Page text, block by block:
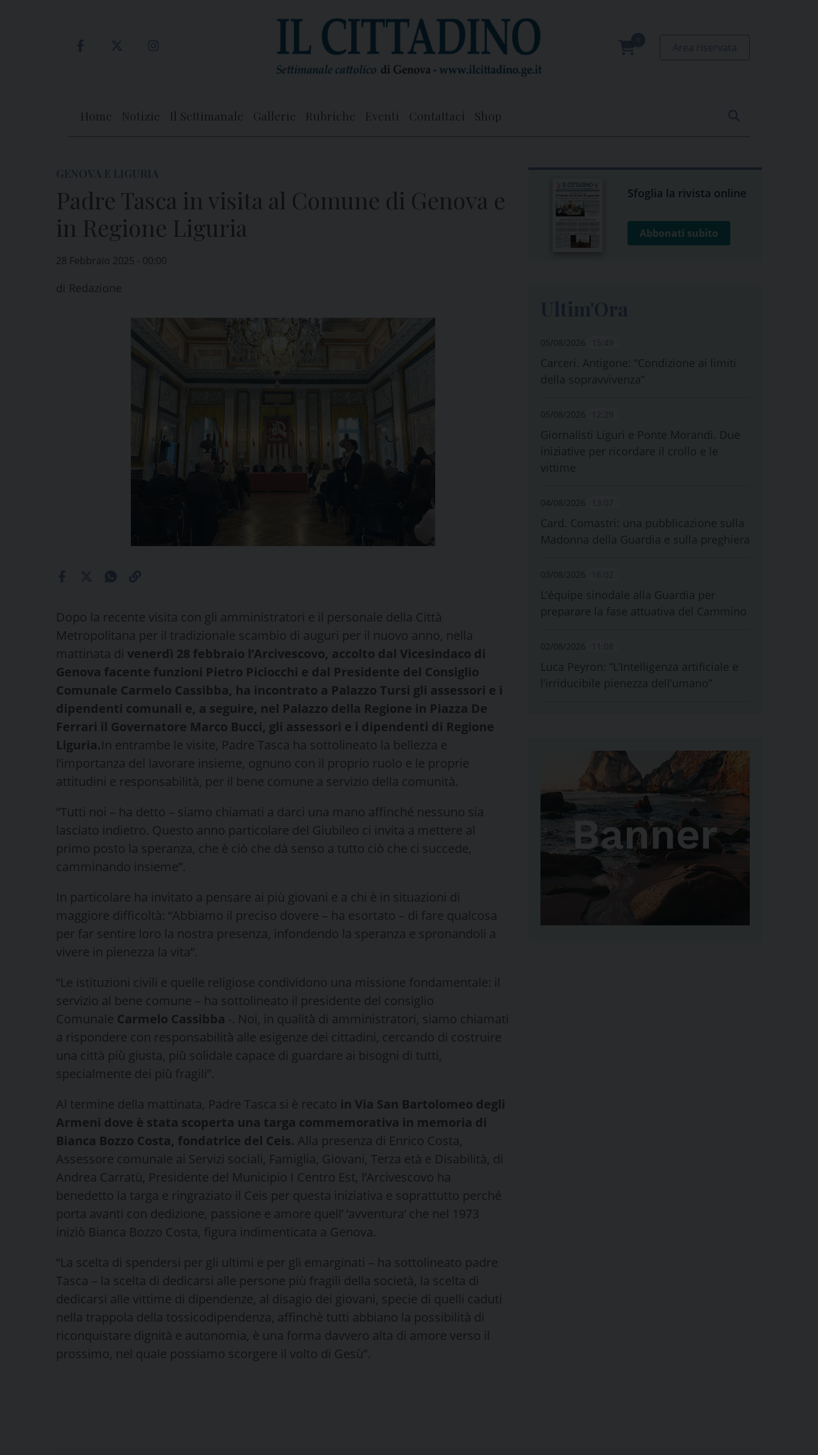
Home Notizie Il Settimanale Gallerie Rubriche Eventi Contattaci Shop
Padre Tasca in visita al Comune di Genova e
in Regione Liguria
28 Febbraio 2025 - 00:00
di Redazione
Dopo la recente visita con gli amministratori e il personale della Città
Metropolitana per il tradizionale scambio di auguri per il nuovo anno, nella
mattinata di venerdì 28 febbraio l’Arcivescovo, accolto dal Vicesindaco di
Genova facente funzioni Pietro Piciocchi e dal Presidente del Consiglio
Comunale Carmelo Cassibba, ha incontrato a Palazzo Tursi gli assessori e i
dipendenti comunali e, a seguire, nel Palazzo della Regione in Piazza De
Ferrari il Governatore Marco Bucci, gli assessori e i dipendenti di Regione
Liguria.In entrambe le visite, Padre Tasca ha sottolineato la bellezza e
l’importanza del lavorare insieme, ognuno con il proprio ruolo e le proprie
attitudini e responsabilità, per il bene comune a servizio della comunità.
“Tutti noi – ha detto – siamo chiamati a darci una mano affinché nessuno sia
lasciato indietro. Questo anno particolare del Giubileo ci invita a mettere al
primo posto la speranza, che è ciò che dà senso a tutto ciò che ci succede,
camminando insieme”.
In particolare ha invitato a pensare ai più giovani e a chi è in situazioni di
maggiore difficoltà: “Abbiamo il preciso dovere – ha esortato – di fare qualcosa
per far sentire loro la nostra presenza, infondendo la speranza e spronandoli a
vivere in pienezza la vita”.
“Le istituzioni civili e quelle religiose condividono una missione fondamentale: il
servizio al bene comune – ha sottolineato il presidente del consiglio
Comunale Carmelo Cassibba -. Noi, in qualità̀ di amministratori, siamo chiamati
a rispondere con responsabilità̀ alle esigenze dei cittadini, cercando di costruire
una città più̀ giusta, più̀ solidale capace di guardare ai bisogni di tutti,
specialmente dei più̀ fragili”.
Al termine della mattinata, Padre Tasca si è recato in Via San Bartolomeo degli
Armeni dove è stata scoperta una targa commemorativa in memoria di
Bianca Bozzo Costa, fondatrice del Ceis. Alla presenza di Enrico Costa,
Assessore comunale ai Servizi sociali, Famiglia, Giovani, Terza età e Disabilità, di
Andrea Carratù, Presidente del Municipio I Centro Est, l’Arcivescovo ha
benedetto la targa e ringraziato il Ceis per questa iniziativa e soprattutto perché
porta avanti con dedizione, passione e amore quell’ ‘avventura’ che nel 1973
iniziò Bianca Bozzo Costa, figura indimenticata a Genova.
“La scelta di spendersi per gli ultimi e per gli emarginati – ha sottolineato padre
Tasca – la scelta di dedicarsi alle persone più fragili della società, la scelta di
dedicarsi alle vittime di dipendenze, al disagio dei giovani, specie di quelli caduti
nella trappola della tossicodipendenza, affinchè tutti abbiano la possibilità di
riconquistare dignità e autonomia, è una forma davvero alta di amore verso il
prossimo, nel quale possiamo scorgere il volto di Gesù”.
Sfoglia la rivista online
Abbonati subito
05/08/2026
Carceri. Antigone: “Condizione ai limiti
della sopravvivenza”
05/08/2026
Giornalisti Liguri e Ponte Morandi. Due
iniziative per ricordare il crollo e le
vittime
04/08/2026
Card. Comastri: una pubblicazione sulla
Madonna della Guardia e sulla preghiera
03/08/2026
L’équipe sinodale alla Guardia per
preparare la fase attuativa del Cammino
02/08/2026
Luca Peyron: “L’Intelligenza artificiale e
l’irriducibile pienezza dell’umano”